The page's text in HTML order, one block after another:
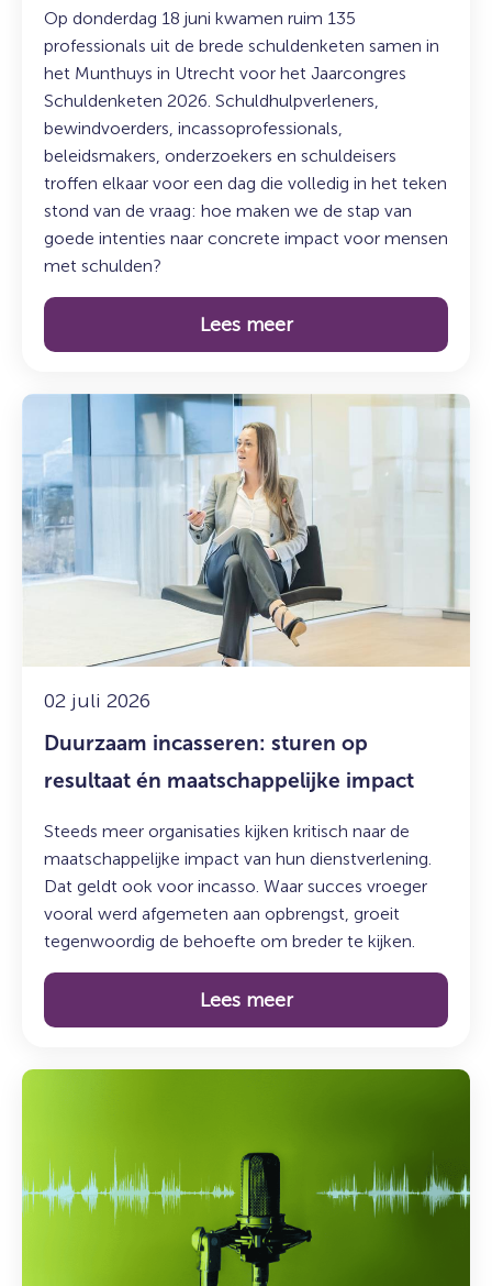
Op donderdag 18 juni kwamen ruim 135
professionals uit de brede schuldenketen samen in
het Munthuys in Utrecht voor het Jaarcongres
Schuldenketen 2026. Schuldhulpverleners,
bewindvoerders, incassoprofessionals,
beleidsmakers, onderzoekers en schuldeisers
troffen elkaar voor een dag die volledig in het teken
stond van de vraag: hoe maken we de stap van
goede intenties naar concrete impact voor mensen
met schulden?
Lees meer
02 juli 2026
Duurzaam incasseren: sturen op
resultaat én maatschappelijke impact
Steeds meer organisaties kijken kritisch naar de
maatschappelijke impact van hun dienstverlening.
Dat geldt ook voor incasso. Waar succes vroeger
vooral werd afgemeten aan opbrengst, groeit
tegenwoordig de behoefte om breder te kijken.
Lees meer
Lees
over:
Duurzaam
incasseren:
sturen
op
resultaat
impact
Lees
Syncasso
Podcast